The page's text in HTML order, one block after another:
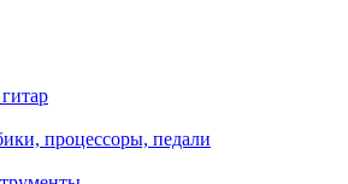
процессоры, педали